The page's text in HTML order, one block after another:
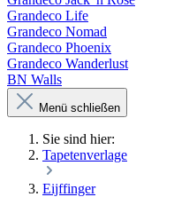
Grandeco Life
Grandeco Nomad
Grandeco Phoenix
Grandeco Wanderlust
BN Walls
Menü schließen
Sie sind hier:
Tapetenverlage
Eijffinger